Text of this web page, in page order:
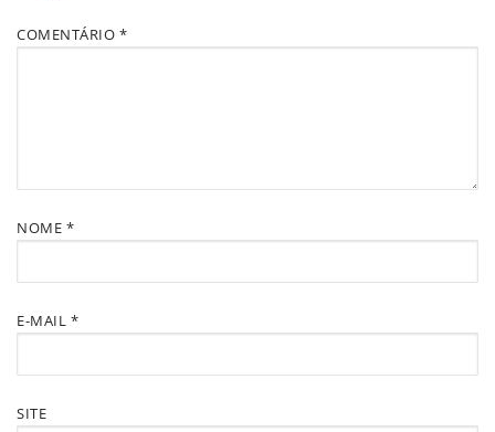
COMENTÁRIO *
NOME *
E-MAIL *
SITE